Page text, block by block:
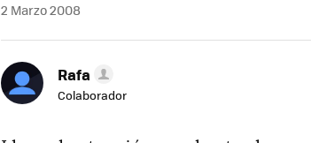
2 Marzo 2008
Rafa
Colaborador